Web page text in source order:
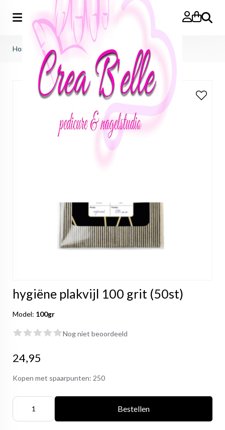
Zoeken
Home hygiëne plakvijl 100 grit (50st)
hygiëne plakvijl 100 grit (50st)
Model: 100gr
Nog niet beoordeeld
24,95
Kopen met spaarpunten: 250
Bestellen